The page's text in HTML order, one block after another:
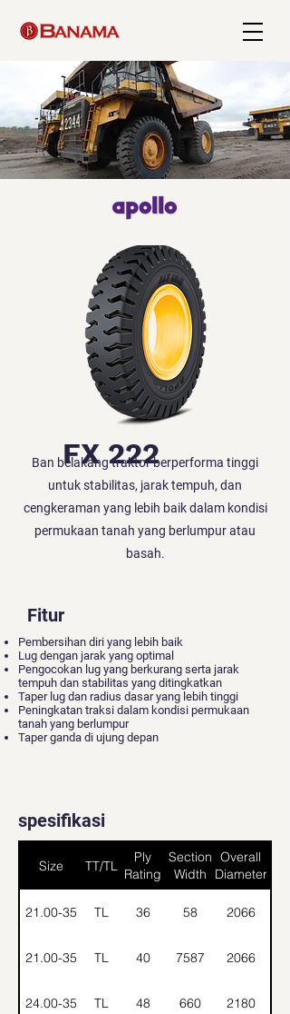
FX 222
Ban belakang traktor berperforma tinggi
untuk stabilitas, jarak tempuh, dan
cengkeraman yang lebih baik dalam kondisi
permukaan tanah yang berlumpur atau
basah.
Fitur
Pembersihan diri yang lebih baik
Lug dengan jarak yang optimal
Pengocokan lug yang berkurang serta jarak
tempuh dan stabilitas yang ditingkatkan
Taper lug dan radius dasar yang lebih tinggi
Peningkatan traksi dalam kondisi permukaan
tanah yang berlumpur
Taper ganda di ujung depan
spesifikasi
Size TT/TL
Ply
Rating
Section
Width
Overall
Diameter
21.00-35 TL 36 58 2066
21.00-35 TL 40 7587 2066
24.00-35 TL 48 660 2180